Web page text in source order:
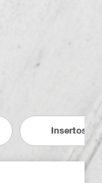
Insertos